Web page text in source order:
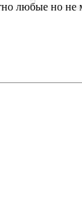
любые но